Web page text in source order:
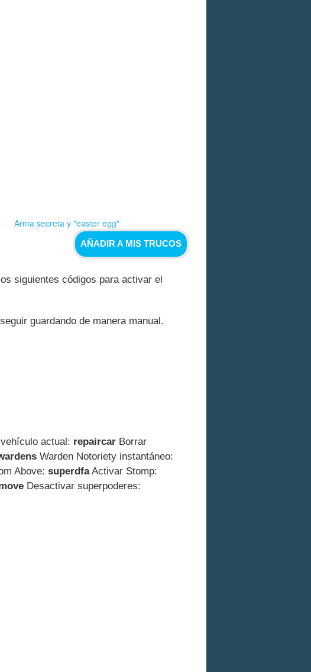
Arma secreta y "easter egg"
AÑADIR A MIS TRUCOS
siguientes códigos para activar el
guardando de manera manual.
actual: repaircar Borrar
Warden Notoriety instantáneo:
Above: superdfaActivar Stomp:
Desactivar superpoderes: